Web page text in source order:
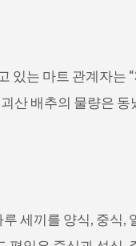
있는 마트 관계자는
산 배추의 물량은
세끼를 양식, 중식,